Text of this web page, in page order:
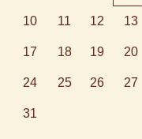
10 11 12 13
17 18 19 20
24 25 26 27
31